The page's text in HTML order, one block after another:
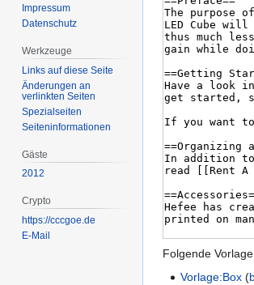
Folgende
Vorlage:Box (
Impressum
Datenschutz
Werkzeuge
Links auf diese Seite
Änderungen an
verlinkten Seiten
Spezialseiten
Seiten­­informationen
Gäste
2012
Crypto
https://cccgoe.de
E-Mail